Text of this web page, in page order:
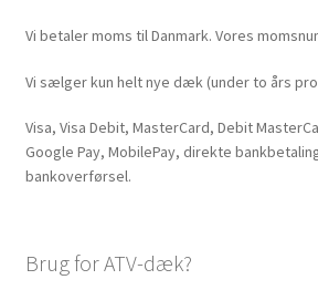
Vi betaler moms til Danmark. Vores
Vi sælger kun helt nye dæk (under to års
Visa, Visa Debit, MasterCard, Debit
Google Pay, MobilePay, direkte
bankoverførsel.
Brug for ATV-dæk?